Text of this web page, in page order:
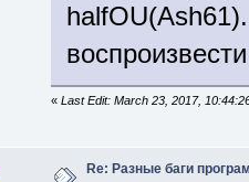
« Last Edit: March 23, 2017,
Re: Разные баги